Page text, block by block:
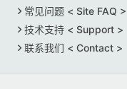
常见问题 < Site FAQ >
技术支持 < Support >
联系我们 < Contact >